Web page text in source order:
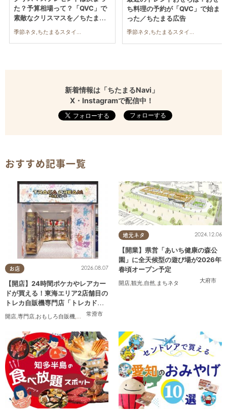
た？予算相場って？「QVC」で
素敵なクリスマスを／ちたまる
ち料理の予約が「QVC」で始ま
った／ちたまる広告
季節ネタ,ちたまるスタイル掲載店,ちたまる広告,家族
新着情報は「ちたまるNavi」
X・Instagramで配信中！
フォローする
おすすめ記事一覧
お店
常滑市
2026.08.07
【開店】24時間ポケカやレアカー
ドが買える！東海エリア2店舗目の
トレカ自販機専門店「トレカドリ
ーム」が常滑市に8/7(金)オープン
開店,専門店,おもしろ自販機,カップル,おひとりさま
地元ネタ
大府市
2024.12.06
【開業】県営「あいち健康の森公
園」に全天候型の遊び場が2026年
春頃オープン予定
開店,観光,自然, まちネタ